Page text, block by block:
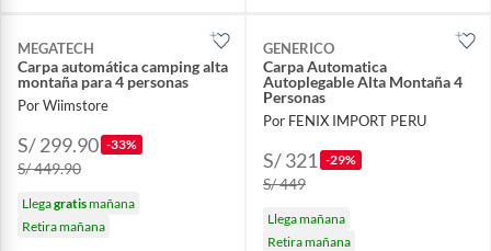
MEGATECH
Carpa automática camping alta
montaña para 4 personas
Por Wiimstore
S/ 299.90 -33%
S/ 449.90
Llegagratismañana
Retira mañana
GENERICO
Carpa Automatica
Autoplegable Alta Montaña 4
Personas
Por FENIX IMPORT PERU
S/ 321 -29%
S/ 449
Llega mañana
Retira mañana